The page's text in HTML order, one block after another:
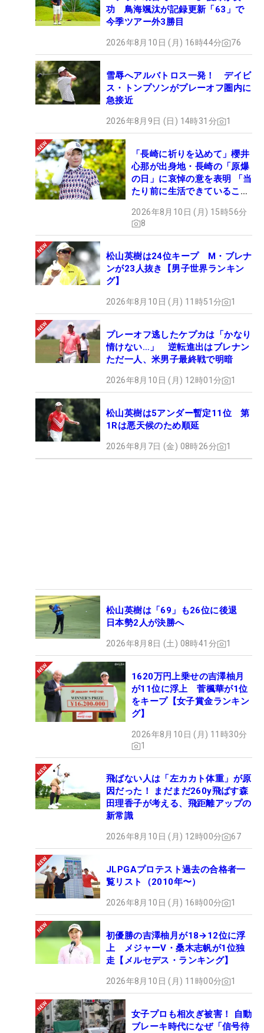
功 鳥海颯汰が記録更新「63」で
今季ツアー外3勝目
2026年8月10日 (月) 16時44分 76
雪辱へアルバトロス一発！ デイビ
ス・トンプソンがプレーオフ圏内に
急接近
2026年8月9日 (日) 14時31分 1
「長崎に祈りを込めて」櫻井
心那が出身地・長崎の「原爆
の日」に哀悼の意を表明 「当
たり前に生活できていること
2026年8月10日 (月) 15時56分
8
松山英樹は24位キープ M・ブレナ
ンが23人抜き【男子世界ランキン
グ】
2026年8月10日 (月) 11時51分 1
プレーオフ逃したケプカは「かなり
情けない…」 逆転進出はブレナン
ただ一人、米男子最終戦で明暗
2026年8月10日 (月) 12時01分 1
松山英樹は5アンダー暫定11位 第
1Rは悪天候のため順延
2026年8月7日 (金) 08時26分 1
松山英樹は「69」も26位に後退
日本勢2人が決勝へ
2026年8月8日 (土) 08時41分 1
1620万円上乗せの吉澤柚月
が11位に浮上 菅楓華が1位
をキープ【女子賞金ランキン
グ】
2026年8月10日 (月) 11時30分
1
飛ばない人は「左カカト体重」が原
因だった！ まだまだ260y飛ばす森
田理香子が考える、飛距離アップの
新常識
2026年8月10日 (月) 12時00分 67
JLPGAプロテスト過去の合格者一
覧リスト（2010年〜）
2026年8月10日 (月) 16時00分 1
初優勝の吉澤柚月が18→12位に浮
上 メジャーV・桑木志帆が1位独
走【メルセデス・ランキング】
2026年8月10日 (月) 11時00分 1
女子プロも相次ぎ被害！ 自動
ブレーキ時代になぜ「信号待